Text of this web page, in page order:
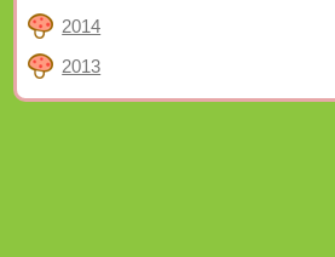
2014
2013